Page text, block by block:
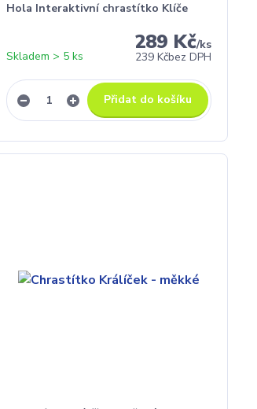
Hola Interaktivní chrastítko Klíče
289 Kč/ks
239 Kčbez DPH
Skladem > 5 ks
Přidat do košíku